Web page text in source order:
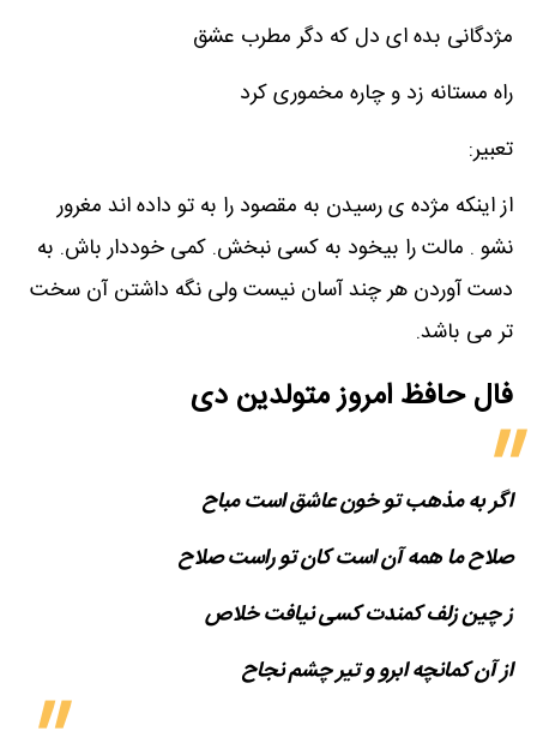
مژدگانی بده ای دل که دگر مطرب عشق
راه مستانه زد و چاره مخموری کرد
تعبیر:
از اینکه مژده ی رسیدن به مقصود را به تو داده اند مغرور
نشو . مالت را بیخود به کسی نبخش. کمی خوددار باش. به
دست آوردن هر چند آسان نیست ولی نگه داشتن آن سخت
تر می باشد.
فال حافظ امروز متولدین‌ دی
اگر به مذهب تو خون عاشق است مباح
صلاح ما همه آن است کان تو راست صلاح
ز چین زلف کمندت کسی نیافت خلاص
از آن کمانچه ابرو و تیر چشم نجاح